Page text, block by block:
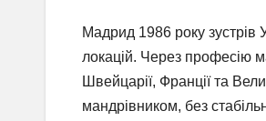
Мадрид 1986 року зустрів
локацій. Через професію
Швейцарії, Франції та
мандрівником, без